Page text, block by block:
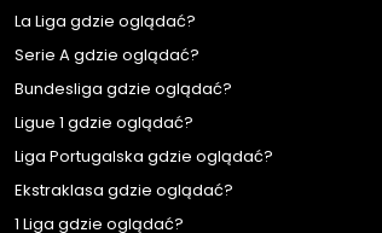
La Liga gdzie oglądać?
Serie A gdzie oglądać?
Bundesliga gdzie oglądać?
Ligue 1 gdzie oglądać?
Liga Portugalska gdzie oglądać?
Ekstraklasa gdzie oglądać?
1 Liga gdzie oglądać?